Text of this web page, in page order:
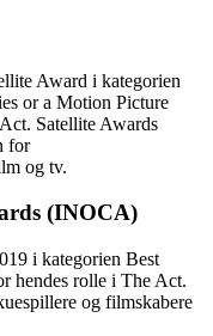
Award i kategorien
or a Motion Picture
Satellite Awards
for
og tv.
(INOCA)
i kategorien Best
hendes rolle i The Act.
og filmskabere